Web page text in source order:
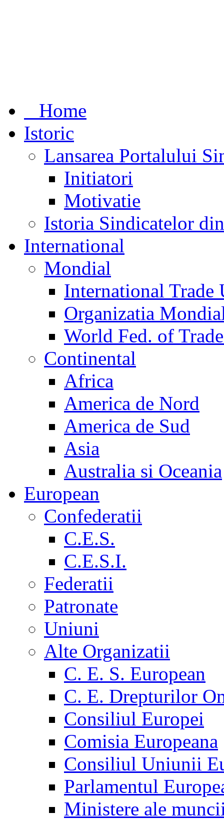
Home
Istoric
Lansarea Portalului
Initiatori
Motivatie
Istoria Sindicatelor
International
Mondial
International Trade
Organizatia
World Fed. of
Continental
Africa
America de Nord
America de Sud
Asia
Australia si Oceania
European
Confederatii
C.E.S.
C.E.S.I.
Federatii
Patronate
Uniuni
Alte Organizatii
C. E. S. European
C. E. Drepturilor
Consiliul Europei
Comisia Europeana
Consiliul Uniunii
Parlamentul
Ministere ale